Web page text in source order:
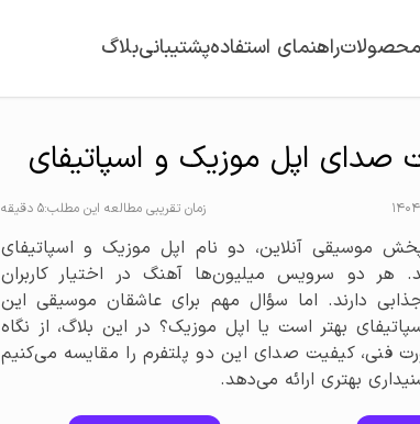
محصولاتراهنمای استفادهپشتیبانیبلاگ
صدای اپل موزیک و اسپاتیفای
زمان تقریبی مطالعه این مطلب:5 دقیقه
موسیقی آنلاین، دو نام اپل موزیک و اسپاتیفای
دو سرویس میلیون‌ها آهنگ در اختیار کاربران
دارند. اما سؤال مهم برای عاشقان موسیقی این
بهتر است یا اپل موزیک؟ در این بلاگ، از نگاه
فنی، کیفیت صدای این دو پلتفرم را مقایسه می‌کنیم
بهتری ارائه می‌دهد.